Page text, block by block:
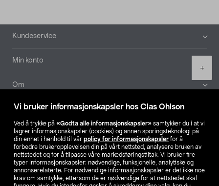
Vi bruker informasjonskapsler hos Clas Ohlson
Ved å trykke på «Godta alle informasjonskapsler» samtykker du i at vi
lagrer informasjonskapsler (cookies) og annen sporingsteknologi på
din enhet i henhold til vår policy for informasjonskapsler for å
forbedre brukeropplevelsen din på vårt nettsted, analysere bruken av
nettstedet og for å tilpasse våre markedsføringstiltak. Vi bruker fire
typer informasjonskapsler: nødvendige, funksjonelle, analytiske og
annonserelaterte. For nødvendige informasjonskapsler er det ikke noe
krav om samtykke, ettersom de er nødvendige for at nettstedet skal
+
Bunntekst
Kundeservice
Min konto
Om
Aktuelt
Våre selskaper
Finn din butikk
SE NO FI